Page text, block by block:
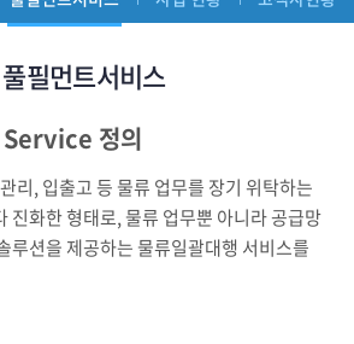
풀필먼트서비스
정의
리, 입출고 등 물류 업무를 장기 위탁하는
진화한 형태로, 물류 업무뿐 아니라 공급망
루션을 제공하는 물류일괄대행 서비스를